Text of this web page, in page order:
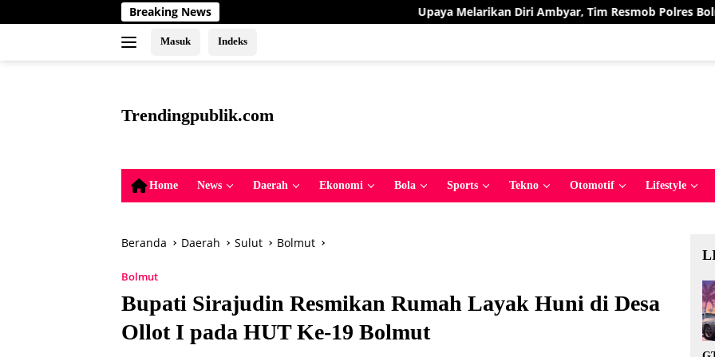
ke
Breaking News Upaya Melarikan Diri Ambyar, Tim Resmob Polres Bolmut Bekuk Pelaku
Masuk Indeks
Trendingpublik.com
Terbaru,Terkini
dan
Terpercaya
Home News Daerah Ekonomi Bola Sports Tekno Otomotif Lifestyle
Beranda Daerah Sulut Bolmut
Bolmut
Bupati Sirajudin Resmikan Rumah Layak Huni di Desa
Ollot I pada HUT Ke-19 Bolmut